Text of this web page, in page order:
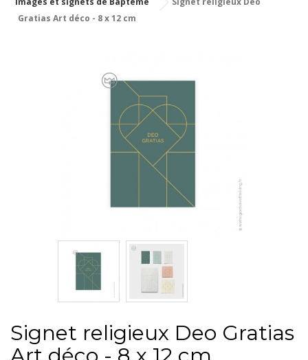
Gratias Art déco - 8 x 12 cm
Signet religieux Deo Gratias